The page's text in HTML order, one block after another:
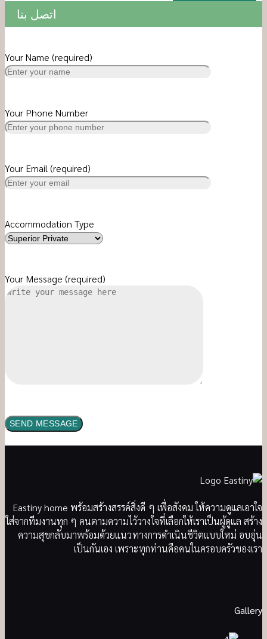
اتصل بنا
Your Name (required)
Your Phone Number
Your Email (required)
Accommodation Type
Your Message (required)
Eastiny home พร้อมสร้างสรรค์สิ่งดี ๆ เพื่อสังคม ให้ความดูแลเอาใจ
ใส่จากทีมงานทุก ๆ คนตามความไว้วางใจที่เลือกให้เราเป็นผู้ดูแล สร้าง
ความสุขกลับมาพร้อมด้วยแนวทางการดำเนินชีวิตแบบใหม่ อบอุ่น
เป็นกันเอง เพราะทุกท่านคือคนในครอบครัวของเรา
Gallery